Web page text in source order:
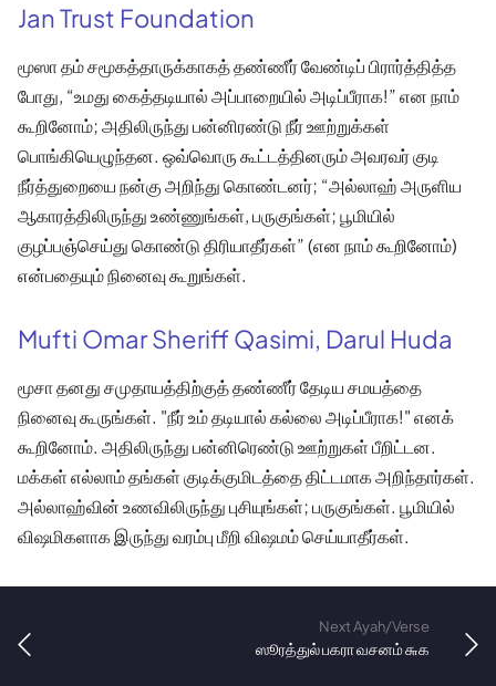
Jan Trust Foundation
மூஸா தம் சமூகத்தாருக்காகத் தண்ணீர் வேண்டிப் பிரார்த்தித்த
போது, “உமது கைத்தடியால் அப்பாறையில் அடிப்பீராக!” என நாம்
கூறினோம்; அதிலிருந்து பன்னிரண்டு நீர் ஊற்றுக்கள்
பொங்கியெழுந்தன. ஒவ்வொரு கூட்டத்தினரும் அவரவர் குடி
நீர்த்துறையை நன்கு அறிந்து கொண்டனர்; “அல்லாஹ் அருளிய
ஆகாரத்திலிருந்து உண்ணுங்கள், பருகுங்கள்; பூமியில்
குழப்பஞ்செய்து கொண்டு திரியாதீர்கள்” (என நாம் கூறினோம்)
என்பதையும் நினைவு கூறுங்கள்.
Mufti Omar Sheriff Qasimi, Darul Huda
மூசா தனது சமுதாயத்திற்குத் தண்ணீர் தேடிய சமயத்தை
நினைவு கூருங்கள். "நீர் உம் தடியால் கல்லை அடிப்பீராக!" எனக்
கூறினோம். அதிலிருந்து பன்னிரெண்டு ஊற்றுகள் பீறிட்டன.
மக்கள் எல்லாம் தங்கள் குடிக்குமிடத்தை திட்டமாக அறிந்தார்கள்.
அல்லாஹ்வின் உணவிலிருந்து புசியுங்கள்; பருகுங்கள். பூமியில்
விஷமிகளாக இருந்து வரம்பு மீறி விஷமம் செய்யாதீர்கள்.
Next Ayah/Verse
ஸூரத்துல் பகரா வசனம் ௬௧